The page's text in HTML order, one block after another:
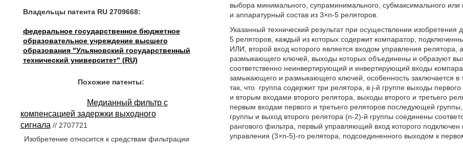
Владельцы патента RU 2709668:
федеральное государственное бюджетное
образовательное учреждение высшего
образования "Ульяновский государственный
технический университет" (RU)
выбора минимального, супраминимального, субмаксимального
и аппаратурный состав из 3×n-5 реляторов.
Указанный технический результат при осуществлении
5 реляторов, каждый из которых содержит компаратор,
ИЛИ, второй вход которого является входом управления
размыкающего ключей, выходы которых объединены и образуют
соответственно неинвертирующий и инвертирующий входы
замыкающего и размыкающего ключей, особенность заключается в
так, что группа содержит три релятора, в j-й группе выходы
и вторым входами второго релятора, выходы второго и третьего
первым входам первого и третьего реляторов последующей
группы и выход второго релятора (n-2)-й группы соединены
рангового фильтра, первый управляющий вход которого
управления (3×n-5)-го релятора, подсоединенного выходом к
Похожие патенты:
Медианный фильтр с
компенсацией задержки выходного
сигнала // 2707721
Изобретение относится к средствам фильтрации